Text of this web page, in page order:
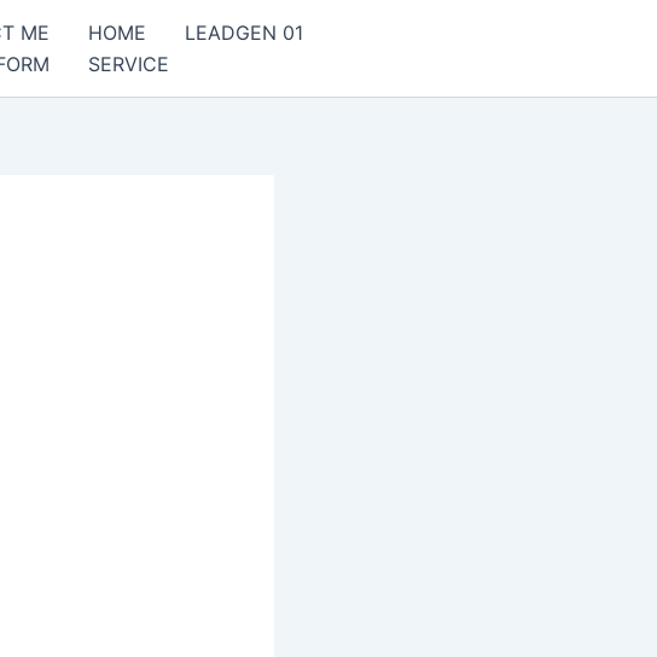
ME HOME
LEADGEN 01
SERVICE